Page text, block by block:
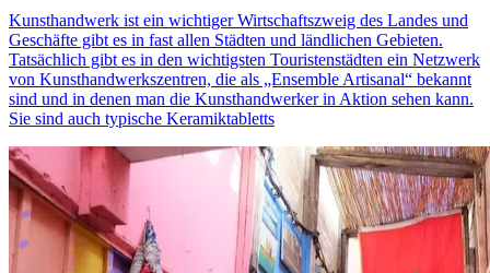
Kunsthandwerk ist ein wichtiger Wirtschaftszweig des Landes und
Geschäfte gibt es in fast allen Städten und ländlichen Gebieten.
Tatsächlich gibt es in den wichtigsten Touristenstädten ein Netzwerk
von Kunsthandwerkszentren, die als „Ensemble Artisanal“ bekannt
sind und in denen man die Kunsthandwerker in Aktion sehen kann.
Sie sind auch typische Keramiktabletts